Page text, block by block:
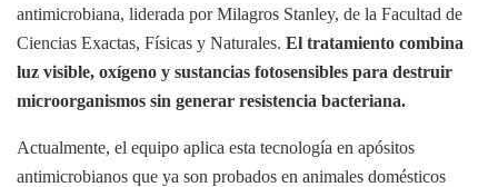
antimicrobiana, liderada por Milagros Stanley, de la Facultad de
Ciencias Exactas, Físicas y Naturales. El tratamiento combina
luz visible, oxígeno y sustancias fotosensibles para destruir
microorganismos sin generar resistencia bacteriana.
Actualmente, el equipo aplica esta tecnología en apósitos
antimicrobianos que ya son probados en animales domésticos